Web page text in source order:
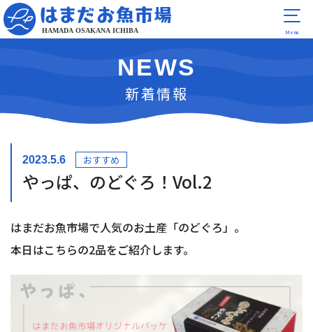
NEWS
新着情報
2023.5.6 おすすめ
やっぱ、のどぐろ！Vol.2
はまだお魚市場で人気のお土産「のどぐろ」。
本日はこちらの2品をご紹介します。